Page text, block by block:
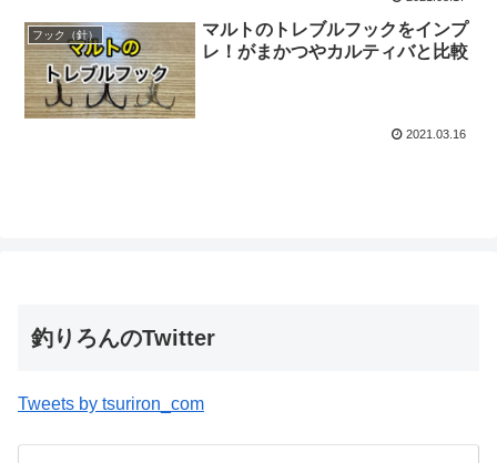
フック（針）
マルトのトレブルフックをインプ
レ！がまかつやカルティバと比較
2021.03.16
釣りろんのTwitter
Tweets by tsuriron_com